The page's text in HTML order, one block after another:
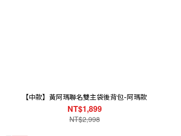
【中款】黃阿瑪聯名雙主袋後背包-阿瑪款
NT$1,899
NT$2,998